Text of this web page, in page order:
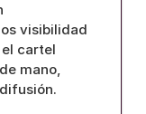
visibilidad
cartel
mano,